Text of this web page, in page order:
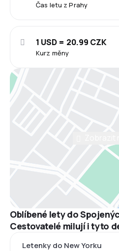
Čas letu z Prahy
Kurz měny
1 USD = 20.99 CZK
Oblíbené lety do
Cestovatelé milují i tyto
Letenky do New Yorku